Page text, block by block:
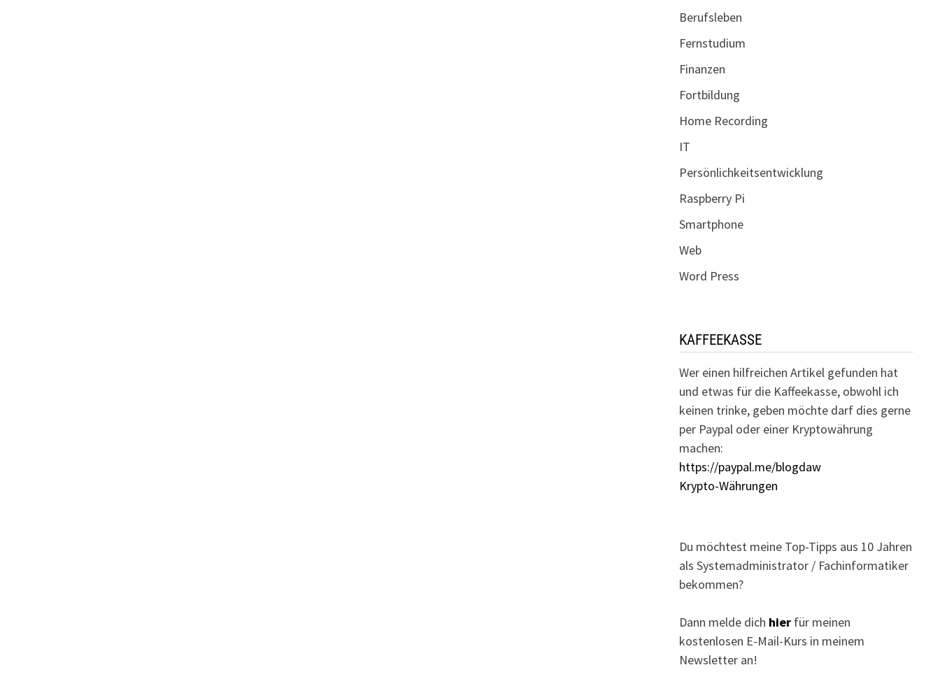
Berufsleben
Fernstudium
Finanzen
Fortbildung
Home Recording
IT
Persönlichkeitsentwicklung
Raspberry Pi
Smartphone
Web
Word Press
KAFFEEKASSE
Wer einen hilfreichen Artikel gefunden hat
und etwas für die Kaffeekasse, obwohl ich
keinen trinke, geben möchte darf dies gerne
per Paypal oder einer Kryptowährung
machen:
https://paypal.me/blogdaw
Krypto-Währungen
Du möchtest meine Top-Tipps aus 10 Jahren
als Systemadministrator / Fachinformatiker
bekommen?
Dann melde dich hierfür meinen
kostenlosen E-Mail-Kurs in meinem
Newsletter an!